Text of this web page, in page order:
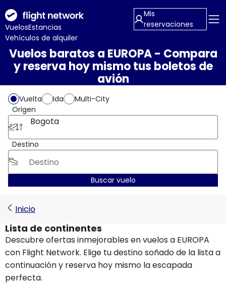
VuelosEstancias
Vehículos de alquiler
Mis
reservaciones
Vuelos baratos a EUROPA - Compara
y reserva hoy mismo tus boletos de
avión
Vuelta Ida
Multi-City
Origen
Bogota
Destino
Buscar vuelo
Inicio
Lista de continentes
Descubre ofertas inmejorables en vuelos a EUROPA
con Flight Network. Elige tu destino soñado de la lista a
continuación y reserva hoy mismo la escapada
perfecta.